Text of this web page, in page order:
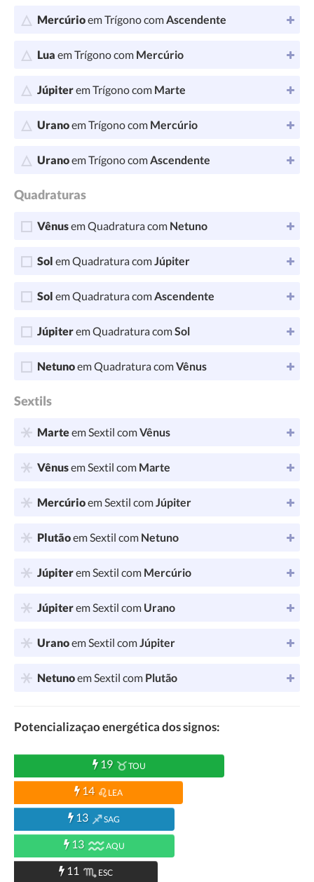
Mercúrioem Trígono comAscendente
Lua em Trígono com Mercúrio
Júpiterem Trígono com Marte
Uranoem Trígono com Mercúrio
Uranoem Trígono comAscendente
Quadraturas
Vênusem Quadratura com Netuno
Sol em Quadratura comJúpiter
Sol em Quadratura comAscendente
Júpiterem Quadratura comSol
Netunoem Quadratura comVênus
Sextils
Marteem Sextil comVênus
Vênusem Sextil com Marte
Mercúrioem Sextil comJúpiter
Plutãoem Sextil com Netuno
Júpiterem Sextil com Mercúrio
Júpiterem Sextil com Urano
Uranoem Sextil comJúpiter
Netunoem Sextil com Plutão
Potencializaçao energética dos signos:
19 TOU
14 LEA
13 SAG
13 AQU
11 ESC